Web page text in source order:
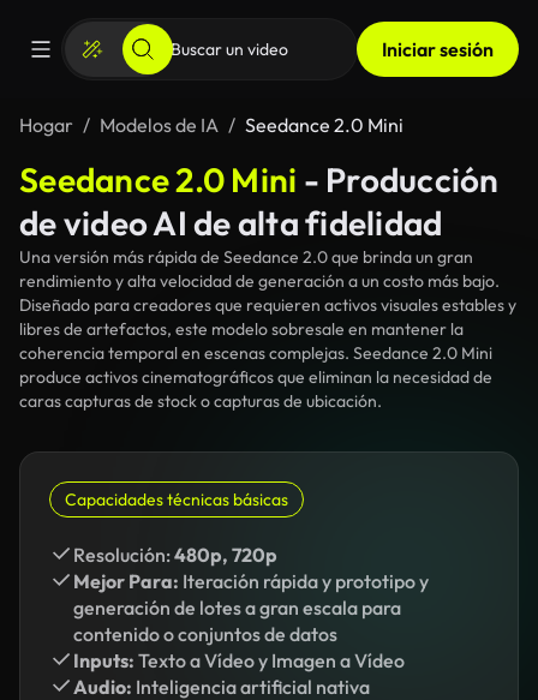
Iniciar sesión
Hogar Modelos de IA Seedance 2.0 Mini
Seedance 2.0 Mini - Producción
de video AI de alta fidelidad
Una versión más rápida de Seedance 2.0 que brinda un gran
rendimiento y alta velocidad de generación a un costo más bajo.
Diseñado para creadores que requieren activos visuales estables y
libres de artefactos, este modelo sobresale en mantener la
coherencia temporal en escenas complejas. Seedance 2.0 Mini
produce activos cinematográficos que eliminan la necesidad de
caras capturas de stock o capturas de ubicación.
Capacidades técnicas básicas
Resolución:480p, 720p
Mejor Para: Iteración rápida y prototipo y
generación de lotes a gran escala para
contenido o conjuntos de datos
Inputs: Texto a Vídeo y Imagen a Vídeo
Audio: Inteligencia artificial nativa